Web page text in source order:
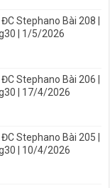
Stephano Bài 208 |
| 1/5/2026
Stephano Bài 206 |
| 17/4/2026
Stephano Bài 205 |
| 10/4/2026